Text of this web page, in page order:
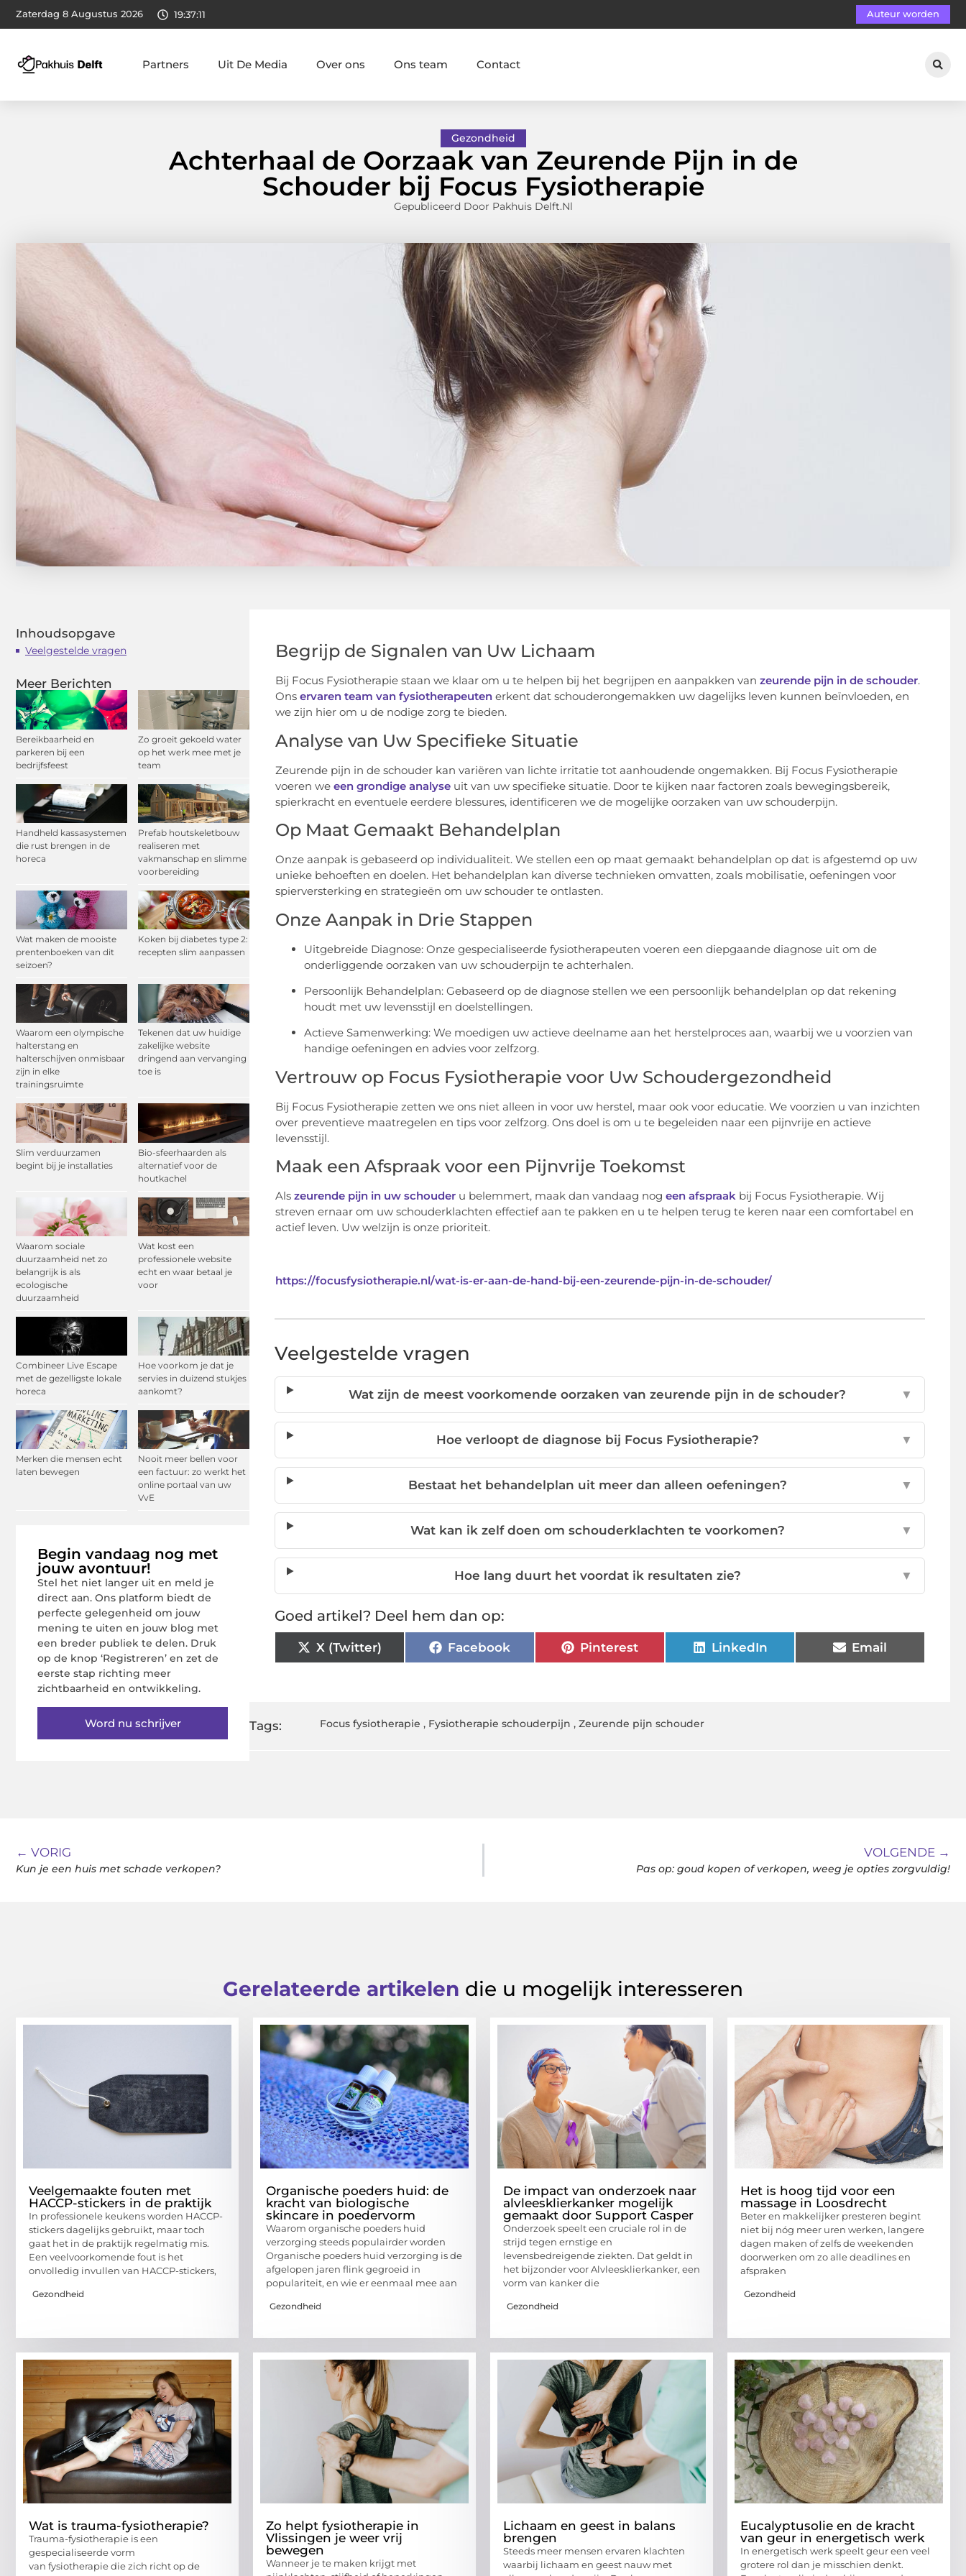
Zaterdag 8 Augustus 2026 19:37:12 Auteur worden
Partners Uit De Media Over ons Ons team Contact
Gezondheid
Achterhaal de Oorzaak van Zeurende Pijn in de
Schouder bij Focus Fysiotherapie
Gepubliceerd Door Pakhuis Delft.nl
Inhoudsopgave
Veelgestelde vragen
Meer Berichten
Bereikbaarheid en
parkeren bij een
bedrijfsfeest
Zo groeit gekoeld water
op het werk mee met je
team
Handheld kassasystemen
die rust brengen in de
horeca
Prefab houtskeletbouw
realiseren met
vakmanschap en slimme
voorbereiding
Wat maken de mooiste
prentenboeken van dit
seizoen?
Koken bij diabetes type 2:
recepten slim aanpassen
Waarom een olympische
halterstang en
halterschijven onmisbaar
zijn in elke
trainingsruimte
Tekenen dat uw huidige
zakelijke website
dringend aan vervanging
toe is
Slim verduurzamen
begint bij je installaties
Bio-sfeerhaarden als
alternatief voor de
houtkachel
Waarom sociale
duurzaamheid net zo
belangrijk is als
ecologische
duurzaamheid
Wat kost een
professionele website
echt en waar betaal je
voor
Combineer Live Escape
met de gezelligste lokale
horeca
Hoe voorkom je dat je
servies in duizend stukjes
aankomt?
Merken die mensen echt
laten bewegen
Nooit meer bellen voor
een factuur: zo werkt het
online portaal van uw
VvE
Begin vandaag nog met
jouw avontuur!
Stel het niet langer uit en meld je
direct aan. Ons platform biedt de
perfecte gelegenheid om jouw
mening te uiten en jouw blog met
een breder publiek te delen. Druk
op de knop ‘Registreren’ en zet de
eerste stap richting meer
zichtbaarheid en ontwikkeling.
Word nu schrijver
Begrijp de Signalen van Uw Lichaam
Bij Focus Fysiotherapie staan we klaar om u te helpen bij het begrijpen en aanpakken van zeurende pijn in de schouder.
Ons ervaren team van fysiotherapeuten erkent dat schouderongemakken uw dagelijks leven kunnen beïnvloeden, en
we zijn hier om u de nodige zorg te bieden.
Analyse van Uw Specifieke Situatie
Zeurende pijn in de schouder kan variëren van lichte irritatie tot aanhoudende ongemakken. Bij Focus Fysiotherapie
voeren we een grondige analyse uit van uw specifieke situatie. Door te kijken naar factoren zoals bewegingsbereik,
spierkracht en eventuele eerdere blessures, identificeren we de mogelijke oorzaken van uw schouderpijn.
Op Maat Gemaakt Behandelplan
Onze aanpak is gebaseerd op individualiteit. We stellen een op maat gemaakt behandelplan op dat is afgestemd op uw
unieke behoeften en doelen. Het behandelplan kan diverse technieken omvatten, zoals mobilisatie, oefeningen voor
spierversterking en strategieën om uw schouder te ontlasten.
Onze Aanpak in Drie Stappen
Uitgebreide Diagnose: Onze gespecialiseerde fysiotherapeuten voeren een diepgaande diagnose uit om de
onderliggende oorzaken van uw schouderpijn te achterhalen.
Persoonlijk Behandelplan: Gebaseerd op de diagnose stellen we een persoonlijk behandelplan op dat rekening
houdt met uw levensstijl en doelstellingen.
Actieve Samenwerking: We moedigen uw actieve deelname aan het herstelproces aan, waarbij we u voorzien van
handige oefeningen en advies voor zelfzorg.
Vertrouw op Focus Fysiotherapie voor Uw Schoudergezondheid
Bij Focus Fysiotherapie zetten we ons niet alleen in voor uw herstel, maar ook voor educatie. We voorzien u van inzichten
over preventieve maatregelen en tips voor zelfzorg. Ons doel is om u te begeleiden naar een pijnvrije en actieve
levensstijl.
Maak een Afspraak voor een Pijnvrije Toekomst
Als zeurende pijn in uw schouder u belemmert, maak dan vandaag nog een afspraak bij Focus Fysiotherapie. Wij
streven ernaar om uw schouderklachten effectief aan te pakken en u te helpen terug te keren naar een comfortabel en
actief leven. Uw welzijn is onze prioriteit.
https://focusfysiotherapie.nl/wat-is-er-aan-de-hand-bij-een-zeurende-pijn-in-de-schouder/
Veelgestelde vragen
Wat zijn de meest voorkomende oorzaken van zeurende pijn in de schouder? ▼
Hoe verloopt de diagnose bij Focus Fysiotherapie? ▼
Bestaat het behandelplan uit meer dan alleen oefeningen? ▼
Wat kan ik zelf doen om schouderklachten te voorkomen? ▼
Hoe lang duurt het voordat ik resultaten zie? ▼
Goed artikel? Deel hem dan op:
X (Twitter) Facebook Pinterest LinkedIn Email
Tags: Focus fysiotherapie , Fysiotherapie schouderpijn , Zeurende pijn schouder
← VORIG
Kun je een huis met schade verkopen?
VOLGENDE →
Pas op: goud kopen of verkopen, weeg je opties zorgvuldig!
Gerelateerde artikelen die u mogelijk interesseren
Veelgemaakte fouten met
HACCP-stickers in de praktijk
In professionele keukens worden HACCP-
stickers dagelijks gebruikt, maar toch
gaat het in de praktijk regelmatig mis.
Een veelvoorkomende fout is het
onvolledig invullen van HACCP-stickers,
Gezondheid
Organische poeders huid: de
kracht van biologische
skincare in poedervorm
Waarom organische poeders huid
verzorging steeds populairder worden
Organische poeders huid verzorging is de
afgelopen jaren flink gegroeid in
populariteit, en wie er eenmaal mee aan
Gezondheid
De impact van onderzoek naar
alvleesklierkanker mogelijk
gemaakt door Support Casper
Onderzoek speelt een cruciale rol in de
strijd tegen ernstige en
levensbedreigende ziekten. Dat geldt in
het bijzonder voor Alvleesklierkanker, een
vorm van kanker die
Gezondheid
Het is hoog tijd voor een
massage in Loosdrecht
Beter en makkelijker presteren begint
niet bij nóg meer uren werken, langere
dagen maken of zelfs de weekenden
doorwerken om zo alle deadlines en
afspraken
Gezondheid
Wat is trauma-fysiotherapie?
Trauma-fysiotherapie is een
gespecialiseerde vorm
van fysiotherapie die zich richt op de
Zo helpt fysiotherapie in
Vlissingen je weer vrij
bewegen
Wanneer je te maken krijgt met
Lichaam en geest in balans
brengen
Steeds meer mensen ervaren klachten
waarbij lichaam en geest nauw met
Eucalyptusolie en de kracht
van geur in energetisch werk
In energetisch werk speelt geur een veel
grotere rol dan je misschien denkt.